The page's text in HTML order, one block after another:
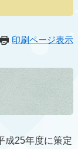
印刷ページ表示
成25年度に策定